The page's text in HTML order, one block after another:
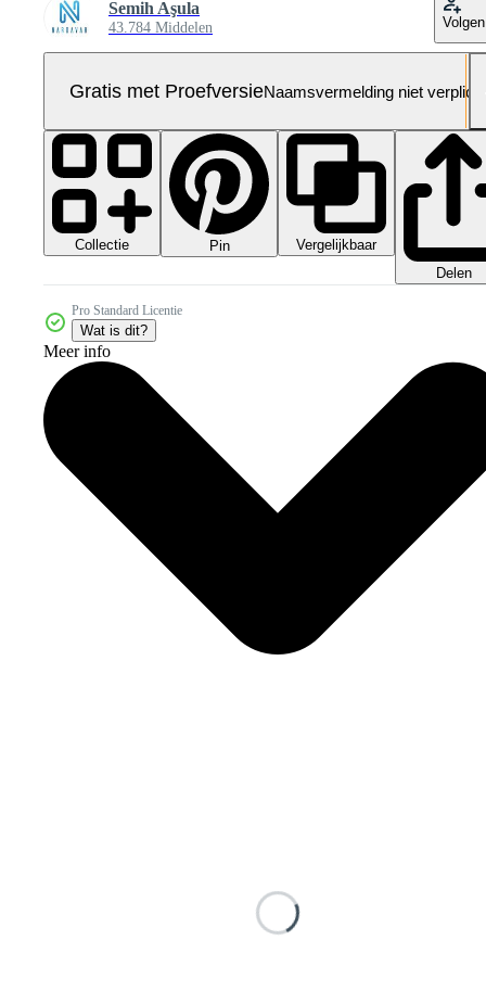
Semih Aşula
43.784 Middelen Volgen
Gratis met ProefversieNaamsvermelding niet verplicht
Collectie Pin
Vergelijkbaar
Delen
Pro Standard Licentie
Wat is dit?
Meer info